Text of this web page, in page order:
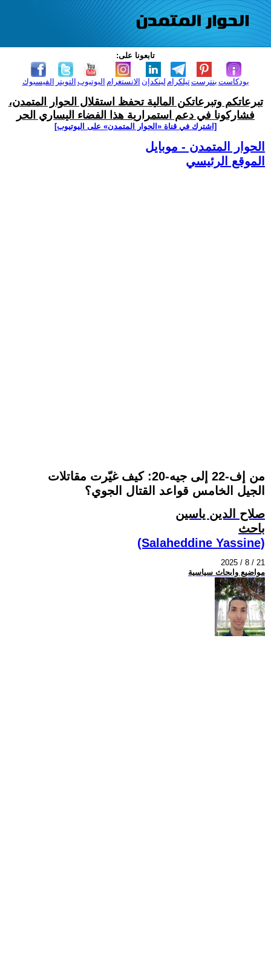
تابعونا على:
الفيسبوك التويتر اليوتيوب الانستغرام لينكدإن تيلكرامبنترست بودكاست
تبرعاتكم وتبرعاتكن المالية تحفظ استقلال الحوار المتمدن،
فشاركونا في دعم استمرارية هذا الفضاء اليساري الحر
[اشترك في قناة ‫«الحوار المتمدن» على اليوتيوب]
الحوار المتمدن - موبايل
الموقع الرئيسي
من إف-22 إلى جيه-20: كيف غيّرت مقاتلات
الجيل الخامس قواعد القتال الجوي؟
صلاح الدين ياسين
باحث
(Salaheddine Yassine)
2025 / 8 / 21
مواضيع وابحاث سياسية